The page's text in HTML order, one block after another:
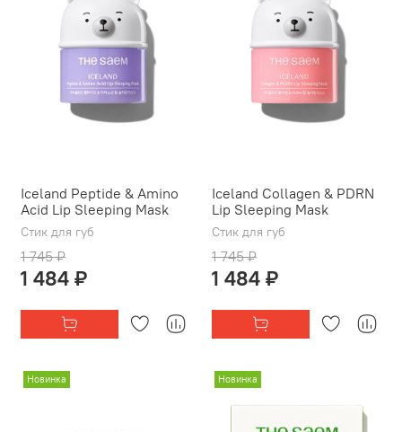
Iceland Peptide & Amino
Acid Lip Sleeping Mask
Стик для губ
1 745 ₽
1 484 ₽
Iceland Collagen & PDRN
Lip Sleeping Mask
Стик для губ
1 745 ₽
1 484 ₽
Новинка Новинка